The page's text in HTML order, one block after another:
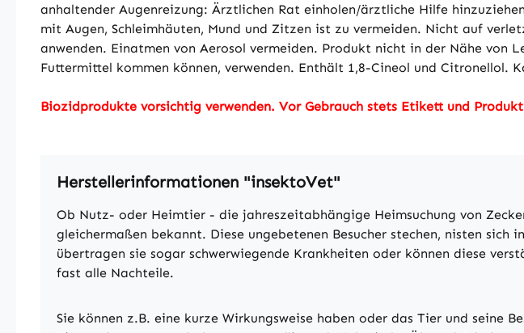
anhaltender Augenreizung: Ärztlichen Rat einholen/ärztliche Hilfe
mit Augen, Schleimhäuten, Mund und Zitzen ist zu vermeiden. Nicht auf
anwenden. Einatmen von Aerosol vermeiden. Produkt nicht in der Nähe
Futtermittel kommen können, verwenden. Enthält 1,8-Cineol und Citronellol.
Biozidprodukte vorsichtig verwenden. Vor Gebrauch stets Etikett und
Herstellerinformationen "insektoVet"
Ob Nutz- oder Heimtier - die jahreszeitabhängige Heimsuchung von
gleichermaßen bekannt. Diese ungebetenen Besucher stechen, nisten sich
übertragen sie sogar schwerwiegende Krankheiten oder können diese
fast alle Nachteile.
Sie können z.B. eine kurze Wirkungsweise haben oder das Tier und